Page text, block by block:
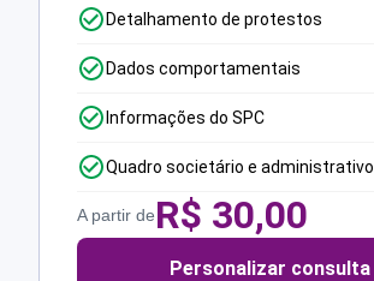
Detalhamento de protestos
Dados comportamentais
Informações do SPC
Quadro societário e administrativo
A partir deR$ 30,00
Personalizar consulta